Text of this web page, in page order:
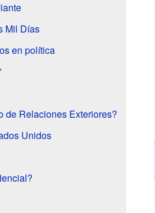
Mil Días
en política
de Relaciones Exteriores?
Unidos